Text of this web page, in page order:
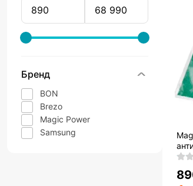
Бренд
BON
Brezo
Magic Power
Samsung